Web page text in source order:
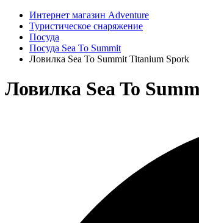
Интернет магазин Adventure
Туристическое снаряжение
Посуда
Посуда Sea To Summit
Ловилка Sea To Summit Titanium Spork
Ловилка Sea To